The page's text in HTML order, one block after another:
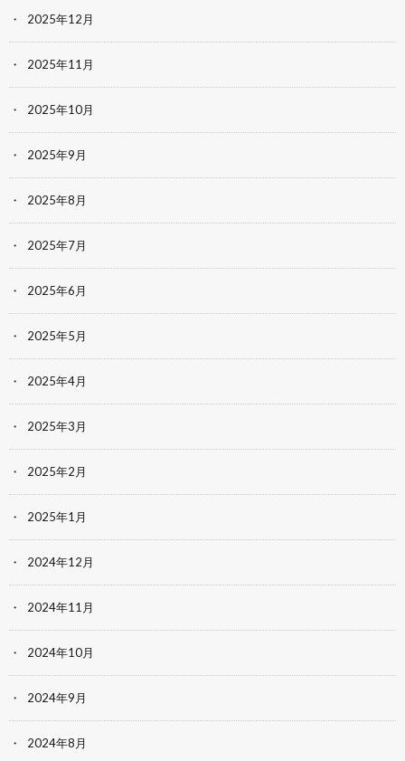
2025年12月
2025年11月
2025年10月
2025年9月
2025年8月
2025年7月
2025年6月
2025年5月
2025年4月
2025年3月
2025年2月
2025年1月
2024年12月
2024年11月
2024年10月
2024年9月
2024年8月